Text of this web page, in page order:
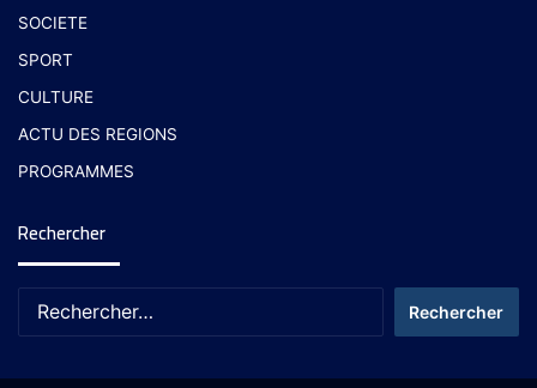
SOCIETE
SPORT
CULTURE
ACTU DES REGIONS
PROGRAMMES
Rechercher